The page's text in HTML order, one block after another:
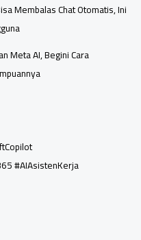
Membalas Chat Otomatis, Ini
Meta AI, Begini Cara
#AIAsistenKerja